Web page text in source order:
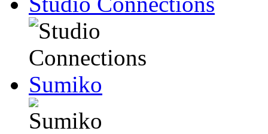
Sumiko